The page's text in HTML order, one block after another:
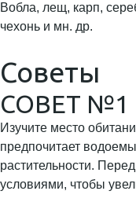
Вобла, лещ, карп,
чехонь и мн. др.
Советы
СОВЕТ №1
Изучите место
предпочитает
растительности.
условиями, чтобы